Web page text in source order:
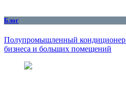
Блог
Полупромышленный
бизнеса и больших помещений